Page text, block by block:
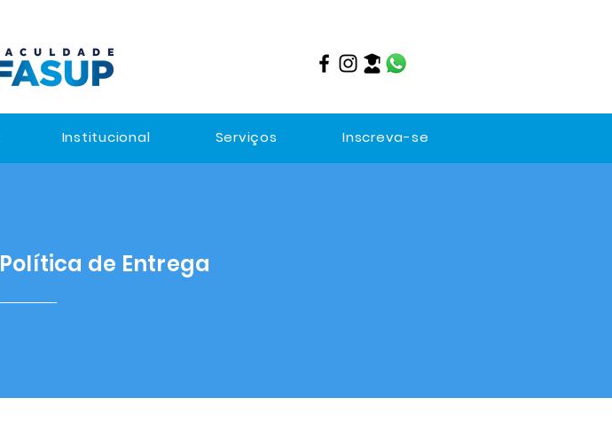
Institucional Serviços Inscreva-se
Política de Entrega